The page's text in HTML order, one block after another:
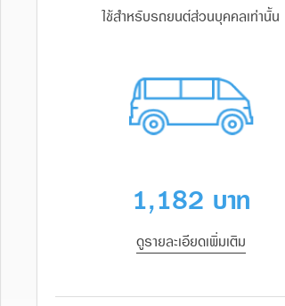
ใช้สำหรับรถยนต์ส่วนบุคคลเท่านั้น
1,182 บาท
ดูรายละเอียดเพิ่มเติม